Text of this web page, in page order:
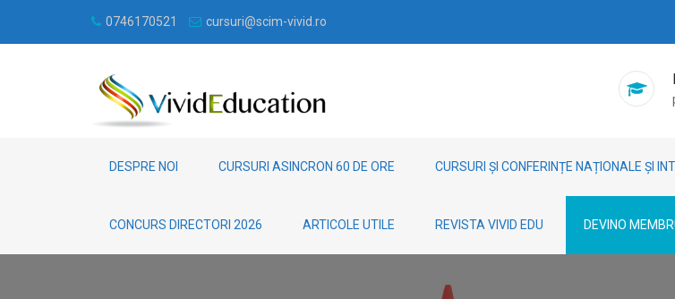
0746170521 cursuri@scim-vivid.ro
DESPRE NOI CURSURI ASINCRON 60 DE ORE CURSURI ȘI CONFERINȚE NAȚIONALE ȘI
CONCURS DIRECTORI 2026 ARTICOLE UTILE REVISTA VIVID EDU DEVINO